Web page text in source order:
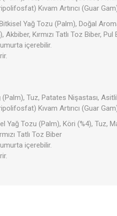
Bakliyat- Tahıl- Un-
Zeytinler
Kıvam Artırıcı (Guar
Yağ Tozu (Palm), Doğal
Kırmızı Tatlı Toz Biber, Pul
içerebilir.
Tuz, Patates Nişastası,
Kıvam Artırıcı (Guar
Yağ Tozu (Palm), Köri (%4), Tuz,
Tatlı Toz Biber
içerebilir.